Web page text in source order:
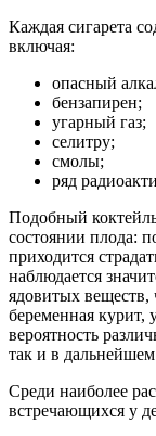
Каждая сигарета
включая:
опасный
бензапирен;
угарный газ;
селитру;
смолы;
ряд
Подобный
состоянии плода:
приходится
наблюдается
ядовитых веществ,
беременная курит,
вероятность
так и в
Среди наиболее
встречающихся у